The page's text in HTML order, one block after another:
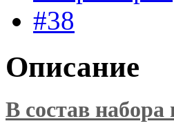
Описание
В состав